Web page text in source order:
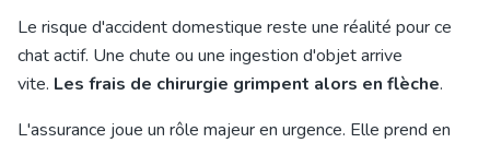
Le risque d'accident domestique reste une réalité pour ce
chat actif. Une chute ou une ingestion d'objet arrive
vite. Les frais de chirurgie grimpent alors en flèche.
L'assurance joue un rôle majeur en urgence. Elle prend en